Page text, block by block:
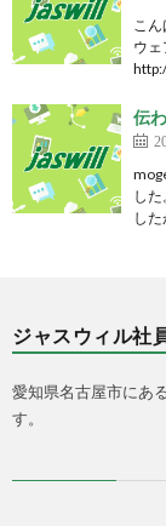
こ
ウェ
伝
し
し
ジャスウィル社
愛知県名古屋市にあ
す。